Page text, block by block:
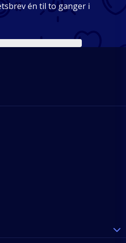
én til to ganger i